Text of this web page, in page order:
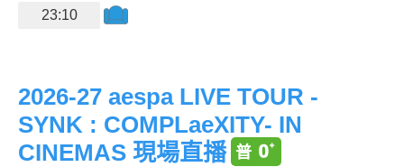
23:10
2026-27 aespa LIVE TOUR -
SYNK : COMPLaeXITY- IN
CINEMAS 現場直播